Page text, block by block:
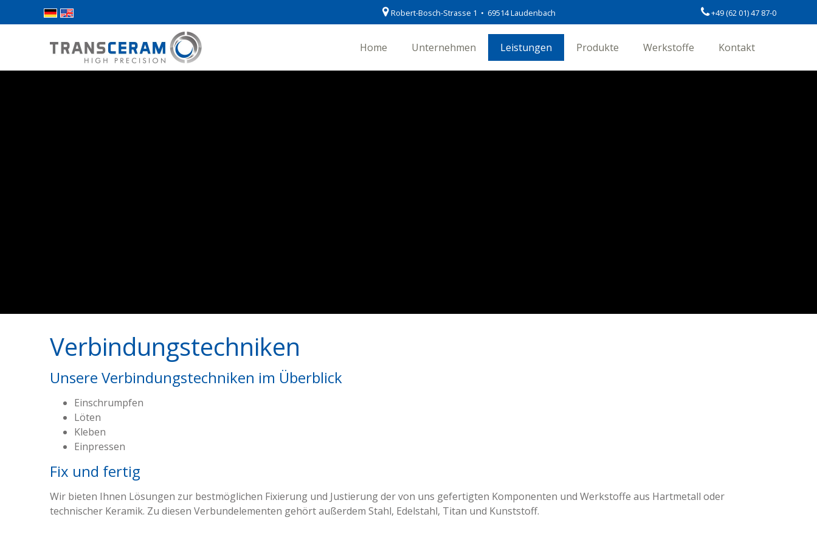
Robert-Bosch-Strasse 1 • 69514 Laudenbach +49 (62 01) 47 87-0
Home Unternehmen Leistungen Produkte Werkstoffe Kontakt
Verbindungstechniken
Unsere Verbindungstechniken im Überblick
Einschrumpfen
Löten
Kleben
Einpressen
Fix und fertig
Wir bieten Ihnen Lösungen zur bestmöglichen Fixierung und Justierung der von uns gefertigten Komponenten und Werkstoffe aus Hartmetall oder
technischer Keramik. Zu diesen Verbundelementen gehört außerdem Stahl, Edelstahl, Titan und Kunststoff.